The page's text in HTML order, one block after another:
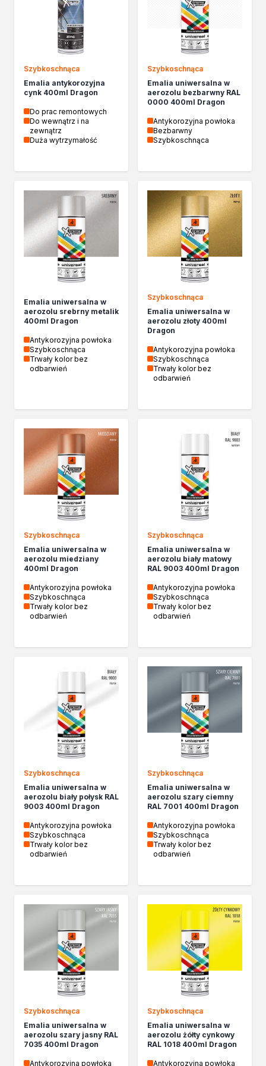
Izolacje i impregnaty budowlane
Folie w płynie
Impregnaty specjalistyczne
Impregnaty do drewna konstrukcyjnego
Grunty
Środki bioochronne
Środki czyszczące
Malowanie, ochrona i dekoracja
Bejce
Farby w aerozolu
Impregnaty dekoracyjne
Masy szpachlowe do drewna
Lakiery dekoracyjne
Żywica epoksydowa
Farby żaroodporne
Chemia gospodarcza
Preparaty udrażniające
Środki czyszczące
Żywice
Zmywacze
Produkty do reperacji nadwozi
Paliwa specjalistyczne
Produkty według zadania
Klejenie i uszczelnianie
Kleje montażowe
Kleje naprawcze
Kleje specjalistyczne
Kleje do drewna
Kleje do podłóg
Kleje w sprayu
Akryle
Silikony
Piany
Pozostałe
Czyszczenie i rozcieńczanie
Rozcieńczalniki specjalistyczne
Chemia gospodarcza
Środki czyszczące
Ochrona i dekoracja
Lakierobejce
Farby w aerozolu
Impregnaty dekoracyjny do drewna
Lakiery
Żywica epoksydowa
Impregnaty do drewna konstrukcyjnego
Remont
Grunty
Masy szpachlowe budowlane
Akryle
Impregnacja
Impregnaty specjalistyczne
Impregnaty do drewna konstrukcyjnego
Impregnaty dekoracyjny do drewna
Projekty DIY
Lakiery dekoracyjne
Domowe porządki
Motoryzacja i reperacja
Artykuły sezonowe
Szybkoschnąca
Emalia antykorozyjna
cynk 400ml Dragon
Do prac remontowych
Do wewnątrz i na
zewnątrz
Duża wytrzymałość
Szybkoschnąca
Emalia uniwersalna w
aerozolu bezbarwny RAL
0000 400ml Dragon
Antykorozyjna powłoka
Bezbarwny
Szybkoschnąca
Emalia uniwersalna w
aerozolu srebrny metalik
400ml Dragon
Antykorozyjna powłoka
Szybkoschnąca
Trwały kolor bez
odbarwień
Szybkoschnąca
Emalia uniwersalna w
aerozolu złoty 400ml
Dragon
Antykorozyjna powłoka
Szybkoschnąca
Trwały kolor bez
odbarwień
Szybkoschnąca
Emalia uniwersalna w
aerozolu miedziany
400ml Dragon
Antykorozyjna powłoka
Szybkoschnąca
Trwały kolor bez
odbarwień
Szybkoschnąca
Emalia uniwersalna w
aerozolu biały matowy
RAL 9003 400ml Dragon
Antykorozyjna powłoka
Szybkoschnąca
Trwały kolor bez
odbarwień
Szybkoschnąca
Emalia uniwersalna w
aerozolu biały połysk RAL
9003 400ml Dragon
Antykorozyjna powłoka
Szybkoschnąca
Trwały kolor bez
odbarwień
Szybkoschnąca
Emalia uniwersalna w
aerozolu szary ciemny
RAL 7001 400ml Dragon
Antykorozyjna powłoka
Szybkoschnąca
Trwały kolor bez
odbarwień
Szybkoschnąca
Emalia uniwersalna w
aerozolu szary jasny RAL
7035 400ml Dragon
Antykorozyjna powłoka
Szybkoschnąca
Emalia uniwersalna w
aerozolu żółty cynkowy
RAL 1018 400ml Dragon
Antykorozyjna powłoka